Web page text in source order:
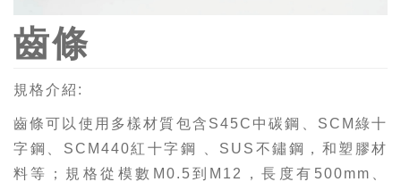
齒條
規格介紹:
齒條可以使用多樣材質包含S45C中碳鋼、SCM綠十
字鋼、SCM440紅十字鋼 、SUS不鏽鋼，和塑膠材
料等；規格從模數M0.5到M12，長度有500mm、